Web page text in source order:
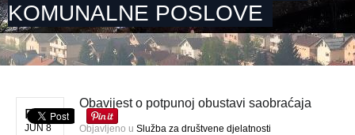
KOMUNALNE POSLOVE
PON
JUN 8
Obavijest o potpunoj obustavi saobraćaja
Objavljeno u Služba za društvene djelatnosti